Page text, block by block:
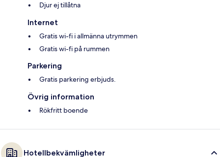
Djur ej tillåtna
Internet
Gratis wi-fi i allmänna utrymmen
Gratis wi-fi på rummen
Parkering
Gratis parkering erbjuds.
Övrig information
Rökfritt boende
Hotellbekvämligheter